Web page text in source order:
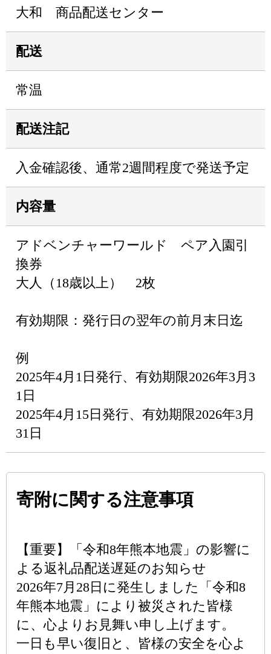
大和 商品配送センター
配送
常温
配送注記
入金確認後、通常2週間程度で発送予定
内容量
アドベンチャーワールド ペア入園引
換券
大人（18歳以上） 2枚
有効期限：発行日の翌年の前月末日迄
例
2025年4月1日発行、有効期限2026年3月3
1日
2025年4月15日発行、有効期限2026年3月
31日
寄附に関する注意事項
【重要】「令和8年熊本地震」の影響に
よる返礼品配送遅延のお知らせ
2026年7月28日に発生しました「令和8
年熊本地震」により被災された皆様
に、心よりお見舞い申し上げます。
一日も早い復旧と、皆様の安全を心よ